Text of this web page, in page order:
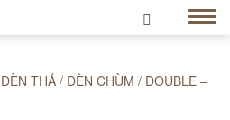
ĐÈN THẢ / ĐÈN CHÙM / DOUBLE –